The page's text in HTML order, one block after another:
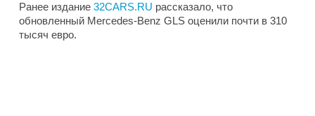
Ранее издание 32CARS.RU рассказало, что
обновленный Mercedes-Benz GLS оценили почти в 310
тысяч евро.